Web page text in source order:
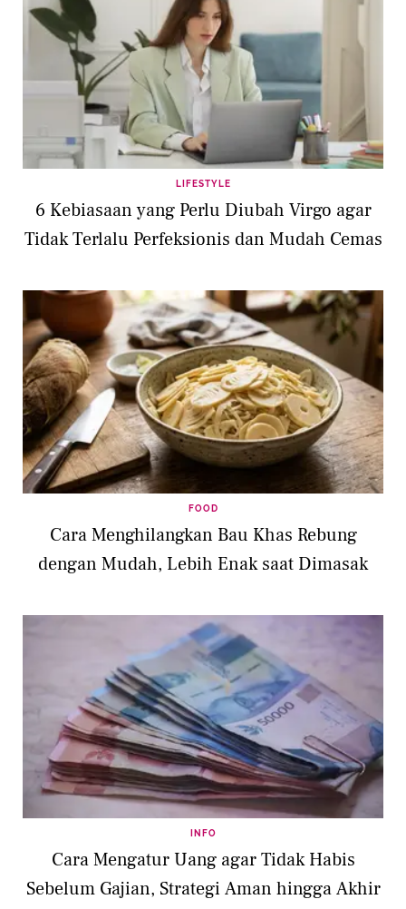
LIFESTYLE
6 Kebiasaan yang Perlu Diubah Virgo agar
Tidak Terlalu Perfeksionis dan Mudah Cemas
FOOD
Cara Menghilangkan Bau Khas Rebung
dengan Mudah, Lebih Enak saat Dimasak
INFO
Cara Mengatur Uang agar Tidak Habis
Sebelum Gajian, Strategi Aman hingga Akhir